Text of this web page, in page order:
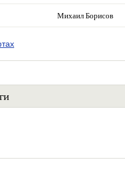
Михаил Борисов